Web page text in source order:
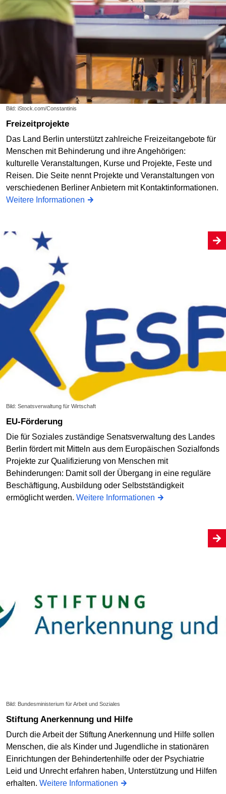
Bild: iStock.com/Constantinis
Freizeitprojekte
Das Land Berlin unterstützt zahlreiche Freizeitangebote für
Menschen mit Behinderung und ihre Angehörigen:
kulturelle Veranstaltungen, Kurse und Projekte, Feste und
Reisen. Die Seite nennt Projekte und Veranstaltungen von
verschiedenen Berliner Anbietern mit Kontaktinformationen.
Weitere Informationen
Bild: Senatsverwaltung für Wirtschaft
EU-Förderung
Die für Soziales zuständige Senatsverwaltung des Landes
Berlin fördert mit Mitteln aus dem Europäischen Sozialfonds
Projekte zur Qualifizierung von Menschen mit
Behinderungen: Damit soll der Übergang in eine reguläre
Beschäftigung, Ausbildung oder Selbstständigkeit
ermöglicht werden. Weitere Informationen
Bild: Bundesministerium für Arbeit und Soziales
Stiftung Anerkennung und Hilfe
Durch die Arbeit der Stiftung Anerkennung und Hilfe sollen
Menschen, die als Kinder und Jugendliche in stationären
Einrichtungen der Behindertenhilfe oder der Psychiatrie
Leid und Unrecht erfahren haben, Unterstützung und Hilfen
erhalten. Weitere Informationen